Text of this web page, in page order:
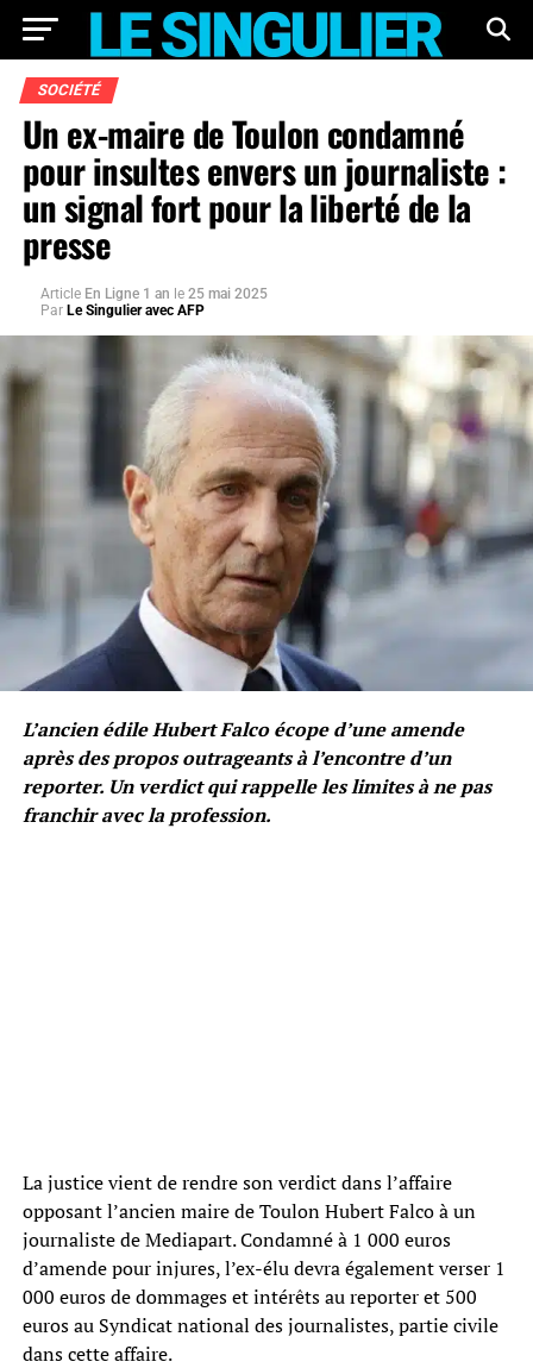
SOCIÉTÉ
Un ex-maire de Toulon condamné
pour insultes envers un journaliste :
un signal fort pour la liberté de la
presse
Article En Ligne 1 an le 25 mai 2025
Par Le Singulier avec AFP
L’ancien édile Hubert Falco écope d’une amende
après des propos outrageants à l’encontre d’un
reporter. Un verdict qui rappelle les limites à ne pas
franchir avec la profession.
La justice vient de rendre son verdict dans l’affaire
opposant l’ancien maire de Toulon Hubert Falco à un
journaliste de Mediapart. Condamné à 1 000 euros
d’amende pour injures, l’ex-élu devra également verser 1
000 euros de dommages et intérêts au reporter et 500
euros au Syndicat national des journalistes, partie civile
dans cette affaire.